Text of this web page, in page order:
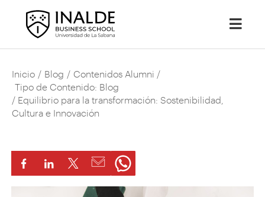
Inicio / Blog / Contenidos Alumni /
Tipo de Contenido: Blog
/ Equilibrio para la transformación: Sostenibilidad,
Cultura e Innovación